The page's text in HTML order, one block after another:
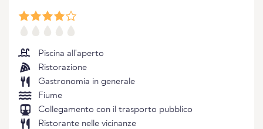
Piscina all'aperto
Ristorazione
Gastronomia in generale
Fiume
Collegamento con il trasporto pubblico
Ristorante nelle vicinanze